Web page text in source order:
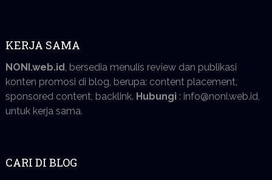
KERJA SAMA
NONI.web.id , bersedia menulis review dan publikasi
konten promosi di blog, berupa: content placement,
sponsored content, backlink. Hubungi: info@noni.web.id,
untuk kerja sama.
CARI DI BLOG